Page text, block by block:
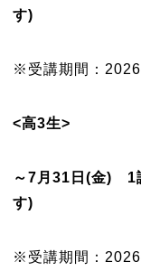
す)
※受講期間：
<高3生>
～7月31日(金) 1
す)
※受講期間：